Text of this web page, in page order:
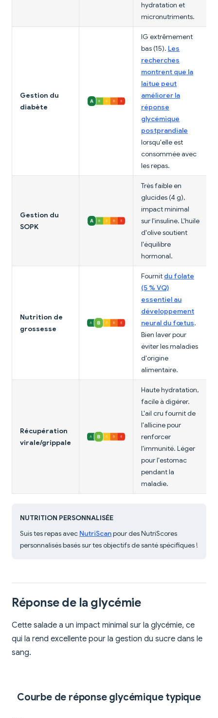
hydratation et
micronutriments.
Gestion du
diabète
IG extrêmement
bas (15). Les
recherches
montrent que la
laitue peut
améliorer la
réponse
glycémique
postprandiale
lorsqu'elle est
consommée avec
les repas.
Gestion du
SOPK
Très faible en
glucides (4 g),
impact minimal
sur l'insuline. L'huile
d'olive soutient
l'équilibre
hormonal.
Nutrition de
grossesse
Fournit du folate
(5 % VQ)
essentiel au
développement
neural du fœtus.
Bien laver pour
éviter les maladies
d'origine
alimentaire.
Récupération
virale/grippale
Haute hydratation,
facile à digérer.
L'ail cru fournit de
l'allicine pour
renforcer
l'immunité. Léger
pour l'estomac
pendant la
maladie.
NUTRITION PERSONNALISÉE
Suis tes repas avec NutriScanpour des NutriScores
personnalisés basés sur tes objectifs de santé spécifiques !
Réponse de la glycémie
Cette salade a un impact minimal sur la glycémie, ce
qui la rend excellente pour la gestion du sucre dans le
sang.
Courbe de réponse glycémique typique